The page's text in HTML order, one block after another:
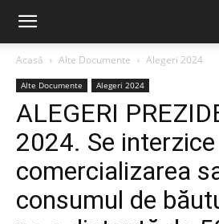
Acasă Alte Documente Alegeri 2024
Alte Documente Alegeri 2024
ALEGERI
2024. Se interzice
comercializarea
consumul de